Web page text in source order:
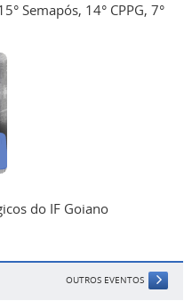
Semapós, 14° CPPG, 7°
do IF Goiano
OUTROS EVENTOS